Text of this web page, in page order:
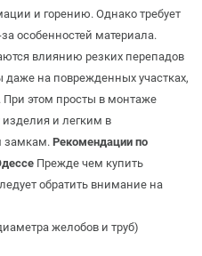
и горению. Однако требует
особенностей материала.
влиянию резких перепадов
на поврежденных участках,
этом просты в монтаже
изделия и легким в
замкам. Рекомендации по
Прежде чем купить
обратить внимание на
желобов и труб)